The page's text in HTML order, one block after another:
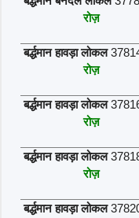
रोज़
बर्द्धमान हावड़ा लोकल
रोज़
बर्द्धमान हावड़ा लोकल
रोज़
बर्द्धमान हावड़ा लोकल
रोज़
बर्द्धमान हावड़ा लोकल